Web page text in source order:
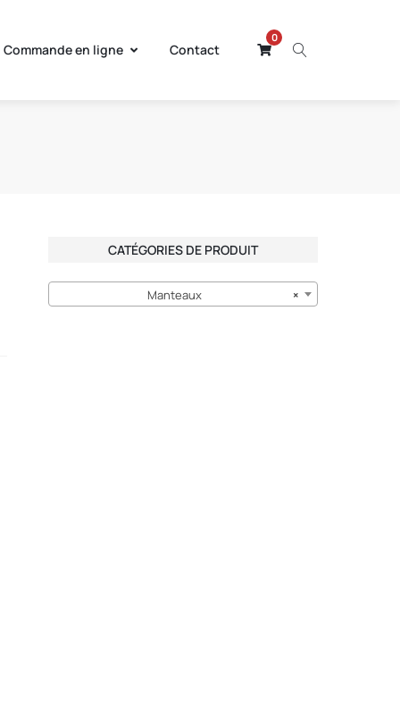
Commande en ligne Contact
0
CATÉGORIES DE PRODUIT
×
Manteaux